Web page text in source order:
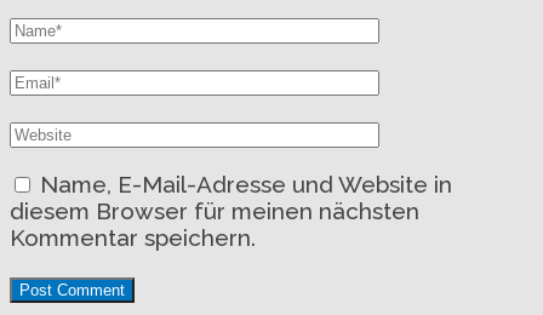
Name, E-Mail-Adresse und Website in
diesem Browser für meinen nächsten
Kommentar speichern.